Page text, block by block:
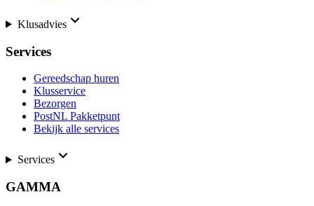
Klusadvies
Services
Gereedschap huren
Klusservice
Bezorgen
PostNL Pakketpunt
Bekijk alle services
Services
GAMMA